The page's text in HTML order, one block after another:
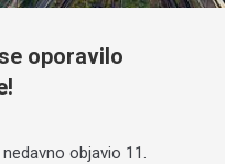
oporavilo
objavio 11.